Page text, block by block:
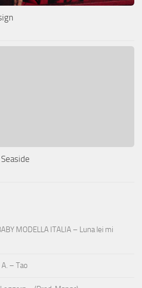
MODELLA ITALIA – Luna lei mi
A. – Tao